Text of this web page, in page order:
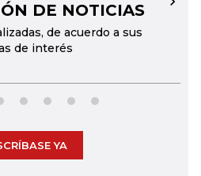
DE NOTICIAS
de acuerdo a sus
de interés
→
YA